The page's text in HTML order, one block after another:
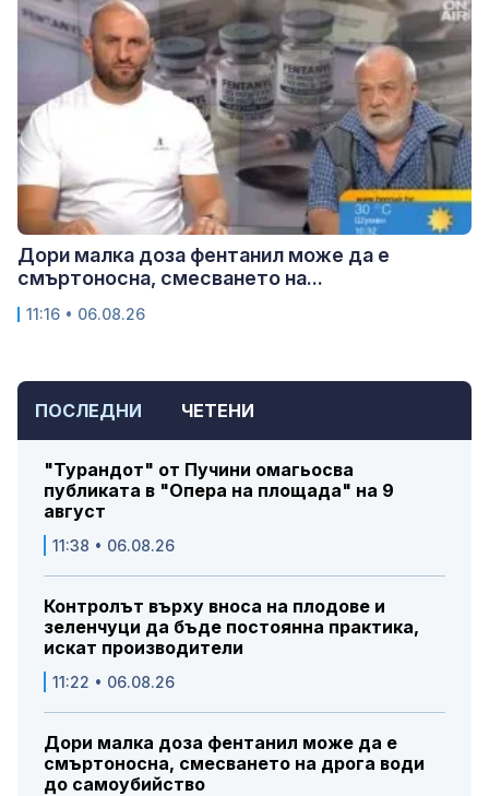
ПОСЛЕДНИ ЧЕТЕНИ
"Турандот" от Пучини омагьосва
публиката в "Опера на площада" на 9
август
11:38 • 06.08.26
Контролът върху вноса на плодове и
зеленчуци да бъде постоянна практика,
искат производители
11:22 • 06.08.26
Дори малка доза фентанил може да е
смъртоносна, смесването на дрога води
до самоубийство
Дори малка доза фентанил може да е
смъртоносна, смесването на...
11:16 • 06.08.26